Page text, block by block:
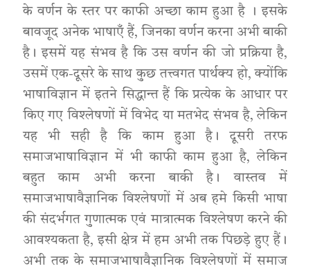
के वर्णन के स्तर पर काफी अच्छा काम हुआ है । इसके
बावजूद अनेक भाषाएँ हैं, जिनका वर्णन करना अभी बाकी
है। इसमें यह संभव है कि उस वर्णन की जो प्रक्रिया है,
उसमें एक-दूसरे के साथ कुछ तत्त्वगत पार्थक्य हो, क्योंकि
भाषाविज्ञान में इतने सिद्धान्त हैं कि प्रत्येक के आधार पर
किए गए विश्लेषणों में विभेद या मतभेद संभव है, लेकिन
यह भी सही है कि काम हुआ है। दूसरी तरफ
समाजभाषाविज्ञान में भी काफी काम हुआ है, लेकिन
बहुत काम अभी करना बाकी है। वास्तव में
समाजभाषावैज्ञानिक विश्लेषणों में अब हमे किसी भाषा
की संदर्भगत गुणात्मक एवं मात्रात्मक विश्लेषण करने की
आवश्यकता है, इसी क्षेत्र में हम अभी तक पिछड़े हुए हैं।
अभी तक के समाजभाषावैज्ञानिक विश्लेषणों में समाज